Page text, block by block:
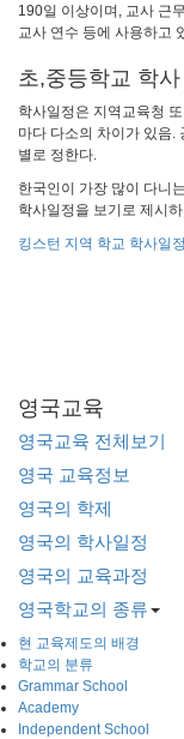
190일 이상이며, 교사 근
교사 연수 등에 사용하고
초,중등학교 학사
학사일정은 지역교육청
마다 다소의 차이가 있음.
별로 정한다.
한국인이 가장 많이 다니
학사일정을 보기로 제시
킹스턴 지역 학교 학사일
영국교육
영국교육 전체보기
영국 교육정보
영국의 학제
영국의 학사일정
영국의 교육과정
영국학교의 종류
현 교육제도의 배경
학교의 분류
Grammar School
Academy
Independent School